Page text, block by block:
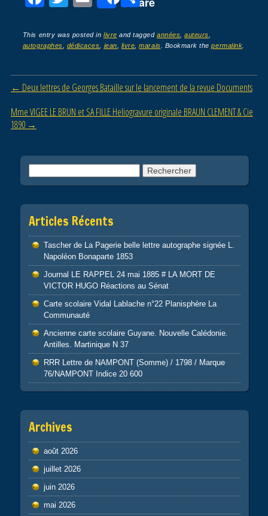
c
e
b
o
o
tt
er
ail
ta
g
er
This entry was posted inlivre and tagged années ,auteurs
autographes
dédicaces jean livre ,marais . Bookmark thepermalink
Post navigation
← Deux lettres de Georges Bataille sur le lancement de la revue Documents
Mme VIGEE LE BRUN et SA FILLE Heliogravure originale BRAUN CLEMENT & Cie
1890 →
Articles Récents
Tascher de La Pagerie belle lettre autographe signée L.
Napoléon Bonaparte 1853
Journal LE RAPPEL 24 mai 1885 # LA MORT DE
VICTOR HUGO Réactions au Sénat
Carte scolaire Vidal Lablache n°22 Planisphère La
Communauté
Ancienne carte scolaire Guyane. Nouvelle Calédonie.
Antilles. Martinique N 37
RRR Lettre de NAMPONT (Somme) / 1798 / Marque
76/NAMPONT Indice 20 600
Archives
août 2026
juillet 2026
juin 2026
mai 2026